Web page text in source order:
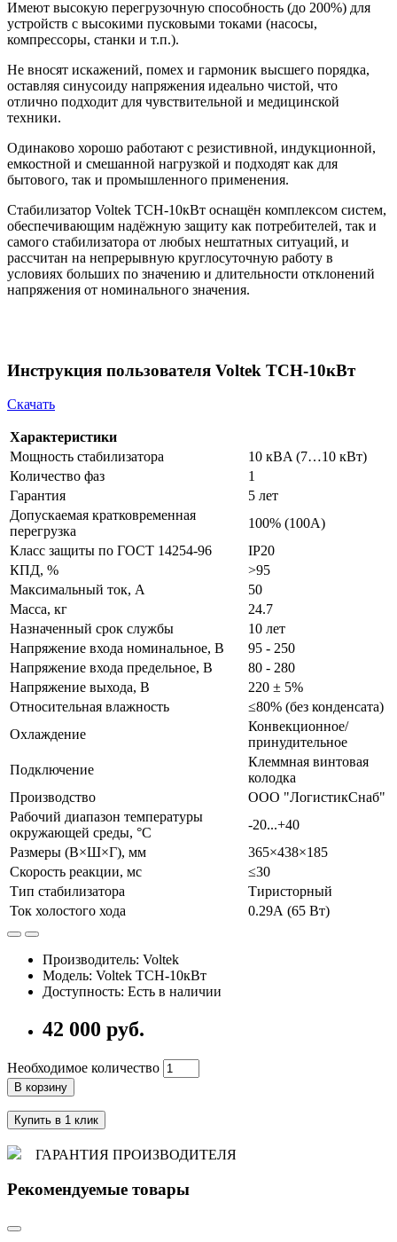
Имеют высокую перегрузочную способность (до 200%) для
устройств с высокими пусковыми токами (насосы,
компрессоры, станки и т.п.).
Не вносят искажений, помех и гармоник высшего порядка,
оставляя синусоиду напряжения идеально чистой, что
отлично подходит для чувствительной и медицинской
техники.
Одинаково хорошо работают с резистивной, индукционной,
емкостной и смешанной нагрузкой и подходят как для
бытового, так и промышленного применения.
Стабилизатор Voltek ТСН-10кВт оснащён комплексом систем,
обеспечивающим надёжную защиту как потребителей, так и
самого стабилизатора от любых нештатных ситуаций, и
рассчитан на непрерывную круглосуточную работу в
условиях больших по значению и длительности отклонений
напряжения от номинального значения.
Инструкция пользователя Voltek ТСН-10кВт
Скачать
Характеристики
Мощность стабилизатора
10 кВA (7…10 кВт)
Количество фаз
1
Гарантия
5 лет
Допускаемая кратковременная
перегрузка
100% (100А)
Класс защиты по ГОСТ 14254-96
IP20
КПД, %
>95
Максимальный ток, А
50
Масса, кг
24.7
Назначенный срок службы
10 лет
Напряжение входа номинальное, В
95 - 250
Напряжение входа предельное, В
80 - 280
Напряжение выхода, В
220 ± 5%
Относительная влажность
≤80% (без конденсата)
Охлаждение
Конвекционное/
принудительное
Подключение
Клеммная винтовая
колодка
Производство
ООО "ЛогистикСнаб"
Рабочий диапазон температуры
окружающей среды, °С
-20...+40
Размеры (В×Ш×Г), мм
365×438×185
Скорость реакции, мс
≤30
Тип стабилизатора
Тиристорный
Ток холостого хода
0.29А (65 Вт)
Производитель: Voltek
Модель: Voltek ТСН-10кВт
Доступность: Есть в наличии
42 000 руб.
Необходимое количество
В корзину
Купить в 1 клик
ГАРАНТИЯ ПРОИЗВОДИТЕЛЯ
Рекомендуемые товары